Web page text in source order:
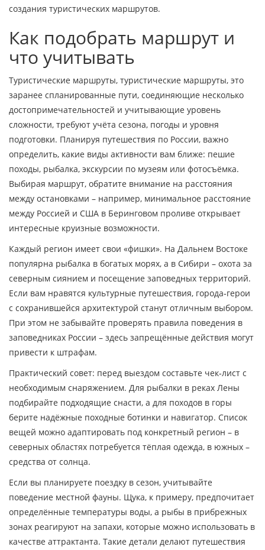
создания туристических маршрутов.
Как подобрать маршрут и
что учитывать
Туристические маршруты, туристические маршруты, это
заранее спланированные пути, соединяющие несколько
достопримечательностей и учитывающие уровень
сложности, требуют учёта сезона, погоды и уровня
подготовки. Планируя путешествия по России, важно
определить, какие виды активности вам ближе: пешие
походы, рыбалка, экскурсии по музеям или фотосъёмка.
Выбирая маршрут, обратите внимание на расстояния
между остановками – например, минимальное расстояние
между Россией и США в Беринговом проливе открывает
интересные круизные возможности.
Каждый регион имеет свои «фишки». На Дальнем Востоке
популярна рыбалка в богатых морях, а в Сибири – охота за
северным сиянием и посещение заповедных территорий.
Если вам нравятся культурные путешествия, города‑герои
с сохранившейся архитектурой станут отличным выбором.
При этом не забывайте проверять правила поведения в
заповедниках России – здесь запрещённые действия могут
привести к штрафам.
Практический совет: перед выездом составьте чек‑лист с
необходимым снаряжением. Для рыбалки в реках Лены
подбирайте подходящие снасти, а для походов в горы
берите надёжные походные ботинки и навигатор. Список
вещей можно адаптировать под конкретный регион – в
северных областях потребуется тёплая одежда, в южных –
средства от солнца.
Если вы планируете поездку в сезон, учитывайте
поведение местной фауны. Щука, к примеру, предпочитает
определённые температуры воды, а рыбы в прибрежных
зонах реагируют на запахи, которые можно использовать в
качестве аттрактанта. Такие детали делают путешествия